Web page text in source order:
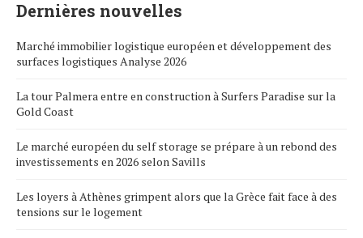
Dernières nouvelles
Marché immobilier logistique européen et développement des
surfaces logistiques Analyse 2026
La tour Palmera entre en construction à Surfers Paradise sur la
Gold Coast
Le marché européen du self storage se prépare à un rebond des
investissements en 2026 selon Savills
Les loyers à Athènes grimpent alors que la Grèce fait face à des
tensions sur le logement